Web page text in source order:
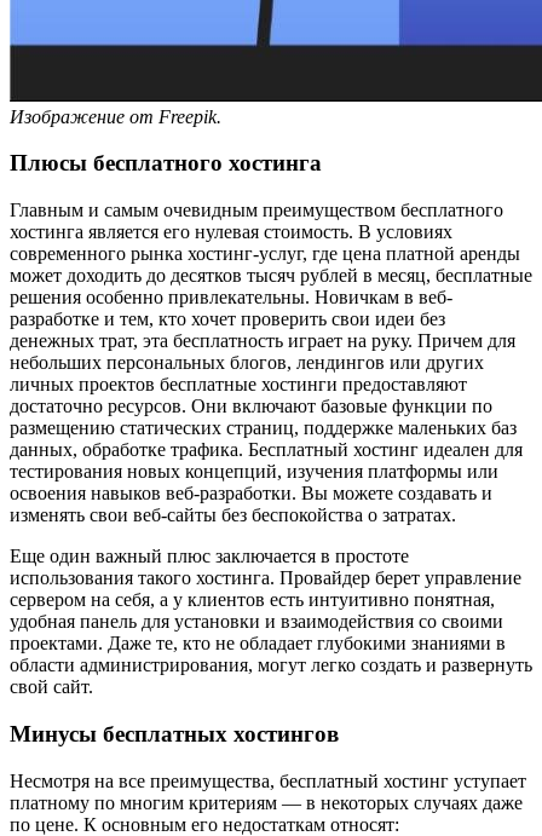
Изображение от Freepik.
Плюсы бесплатного хостинга
Главным и самым очевидным преимуществом бесплатного
хостинга является его нулевая стоимость. В условиях
современного рынка хостинг-услуг, где цена платной аренды
может доходить до десятков тысяч рублей в месяц, бесплатные
решения особенно привлекательны. Новичкам в веб-
разработке и тем, кто хочет проверить свои идеи без
денежных трат, эта бесплатность играет на руку. Причем для
небольших персональных блогов, лендингов или других
личных проектов бесплатные хостинги предоставляют
достаточно ресурсов. Они включают базовые функции по
размещению статических страниц, поддержке маленьких баз
данных, обработке трафика. Бесплатный хостинг идеален для
тестирования новых концепций, изучения платформы или
освоения навыков веб-разработки. Вы можете создавать и
изменять свои веб-сайты без беспокойства о затратах.
Еще один важный плюс заключается в простоте
использования такого хостинга. Провайдер берет управление
сервером на себя, а у клиентов есть интуитивно понятная,
удобная панель для установки и взаимодействия со своими
проектами. Даже те, кто не обладает глубокими знаниями в
области администрирования, могут легко создать и развернуть
свой сайт.
Минусы бесплатных хостингов
Несмотря на все преимущества, бесплатный хостинг уступает
платному по многим критериям — в некоторых случаях даже
по цене. К основным его недостаткам относят: